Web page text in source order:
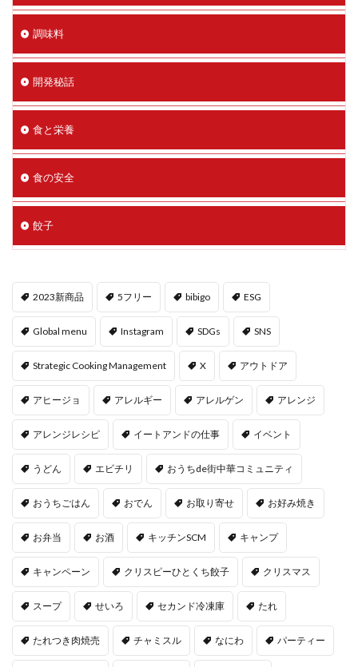
調味料
開発秘話
食と栄養
食の安全
餃子
2023新商品 5フリー bibigo ESG
Global menu Instagram SDGs SNS
Strategic Cooking Management X アウトドア
アヒージョ アレルギー アレルゲン アレンジ
アレンジレシピ イートアンドの仕事 イベント
うどん エビチリ おうちde街中華コミュニティ
おうちごはん おでん お取り寄せ お好み焼き
お弁当 お酒 キッチンSCM キャンプ
キャンペーン クリスピーひとくち餃子 クリスマス
スープ せいろ セカンド冷凍庫 たれ
たれつき肉焼売 チャミスル なにわ パーティー